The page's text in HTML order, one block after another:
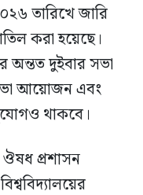
তারিখে জারি
করা হয়েছে।
অন্তত দুইবার সভা
আয়োজন এবং
থাকবে।
ঔষধ প্রশাসন